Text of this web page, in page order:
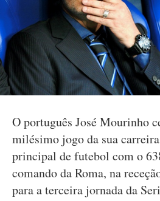
O português José Mourinho
milésimo jogo da sua
principal de futebol com o
comando da Roma, na
para a terceira jornada da